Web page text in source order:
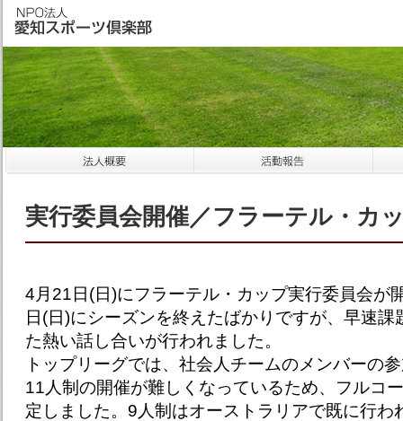
実行委員会開催／フラーテル・カ
4月21日(日)にフラーテル・カップ実行委員会が
日(日)にシーズンを終えたばかりですが、早速
た熱い話し合いが行われました。
トップリーグでは、社会人チームのメンバーの
11人制の開催が難しくなっているため、フルコ
定しました。9人制はオーストラリアで既に行わ